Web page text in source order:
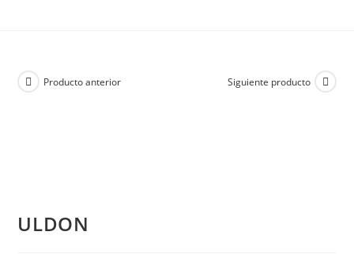
Producto anterior Siguiente producto
ULDON